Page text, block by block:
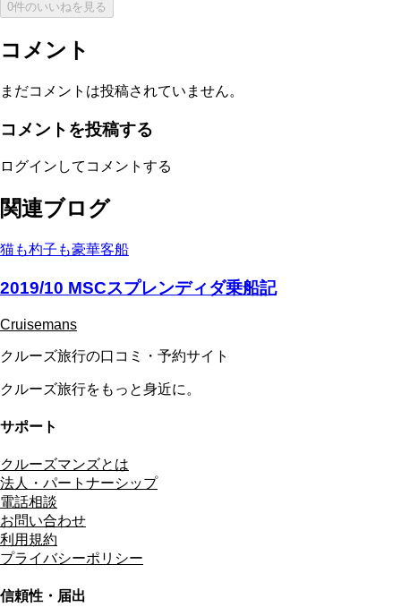
0件のいいねを見る
コメント
まだコメントは投稿されていません。
コメントを投稿する
ログインしてコメントする
関連ブログ
猫も杓子も豪華客船
2019/10 MSCスプレンディダ乗船記
Cruisemans
クルーズ旅行の口コミ・予約サイト
クルーズ旅行をもっと身近に。
サポート
クルーズマンズとは
法人・パートナーシップ
電話相談
お問い合わせ
利用規約
プライバシーポリシー
信頼性・届出